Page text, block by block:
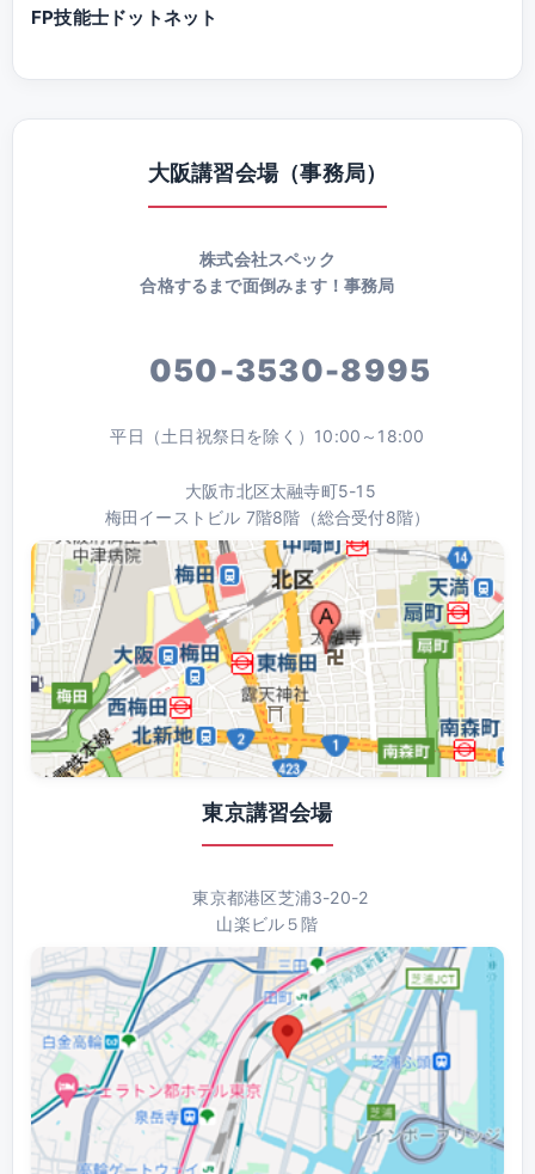
FP技能士ドットネット
大阪講習会場（事務局）
株式会社スペック
合格するまで面倒みます！事務局
050-3530-8995
平日（土日祝祭日を除く）10:00～18:00
大阪市北区太融寺町5-15
梅田イーストビル 7階8階（総合受付8階）
東京講習会場
東京都港区芝浦3-20-2
山楽ビル５階